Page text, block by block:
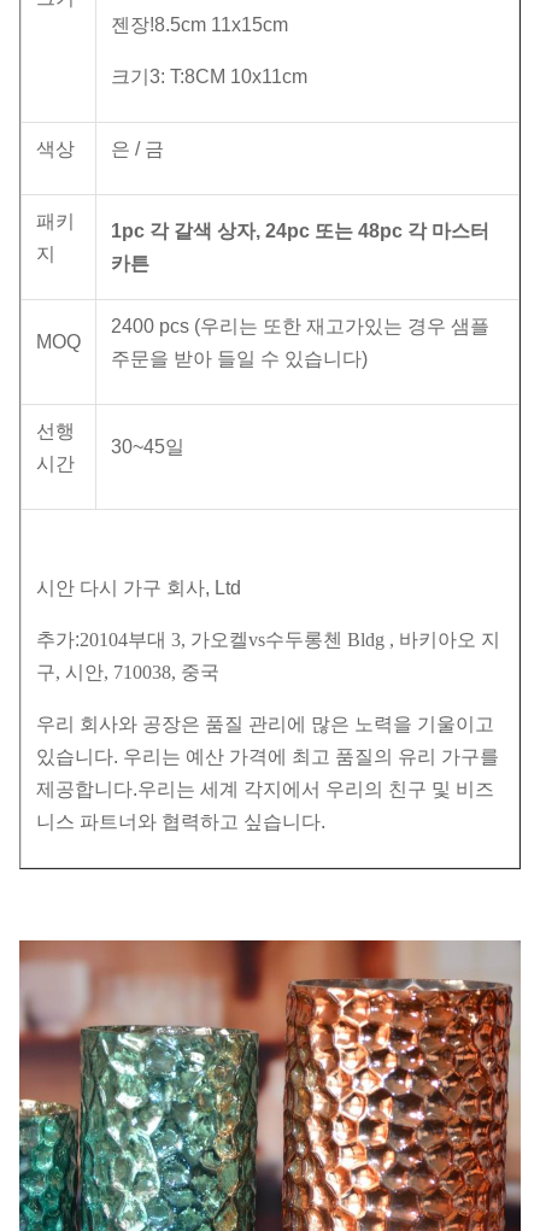
젠장!8.5cm 11x15cm
크기3: T:8CM 10x11cm
색상 은 / 금
패키
지
1pc 각 갈색 상자, 24pc 또는 48pc 각 마스터
카튼
MOQ
2400 pcs (우리는 또한 재고가있는 경우 샘플
주문을 받아 들일 수 있습니다)
선행
시간
30~45일
시안 다시 가구 회사, Ltd
추가:20104부대 3, 가오켈vs수두롱첸 Bldg , 바키아오 지
구, 시안, 710038, 중국
우리 회사와 공장은 품질 관리에 많은 노력을 기울이고
있습니다. 우리는 예산 가격에 최고 품질의 유리 가구를
제공합니다.우리는 세계 각지에서 우리의 친구 및 비즈
니스 파트너와 협력하고 싶습니다.